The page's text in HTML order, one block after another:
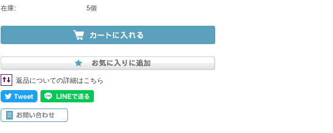
在庫: 5個
返品についての詳細はこちら